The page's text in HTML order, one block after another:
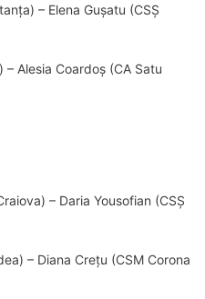
– Elena Gușatu (CSȘ
Alesia Coardoș (CA Satu
– Daria Yousofian (CSȘ
– Diana Crețu (CSM Corona